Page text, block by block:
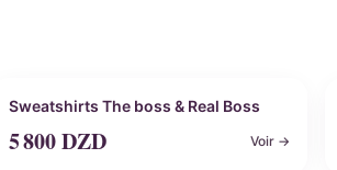
Personnalisable
Sweatshirts The boss & Real Boss
5 800DZD Voir →